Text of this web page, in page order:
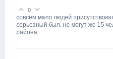
0
совсем мало людей
серьезный был. не могут же 15
района.